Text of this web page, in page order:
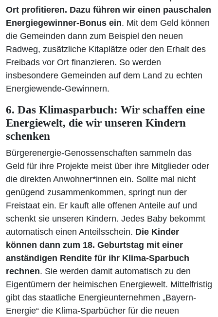
Ort profitieren. Dazu führen wir einen pauschalen
Energiegewinner-Bonus ein. Mit dem Geld können
die Gemeinden dann zum Beispiel den neuen
Radweg, zusätzliche Kitaplätze oder den Erhalt des
Freibads vor Ort finanzieren. So werden
insbesondere Gemeinden auf dem Land zu echten
Energiewende-Gewinnern.
6. Das Klimasparbuch: Wir schaffen eine
Energiewelt, die wir unseren Kindern
schenken
Bürgerenergie-Genossenschaften sammeln das
Geld für ihre Projekte meist über ihre Mitglieder oder
die direkten Anwohner*innen ein. Sollte mal nicht
genügend zusammenkommen, springt nun der
Freistaat ein. Er kauft alle offenen Anteile auf und
schenkt sie unseren Kindern. Jedes Baby bekommt
automatisch einen Anteilsschein. Die Kinder
können dann zum 18. Geburtstag mit einer
anständigen Rendite für ihr Klima-Sparbuch
rechnen. Sie werden damit automatisch zu den
Eigentümern der heimischen Energiewelt. Mittelfristig
gibt das staatliche Energieunternehmen „Bayern-
Energie“ die Klima-Sparbücher für die neuen